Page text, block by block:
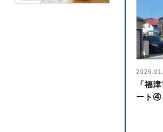
「福
ート④